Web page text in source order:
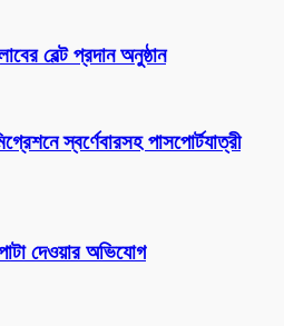
বেল্ট প্রদান অনুষ্ঠান
স্বর্ণেবারসহ পাসপোর্টযাত্রী
দেওয়ার অভিযোগ